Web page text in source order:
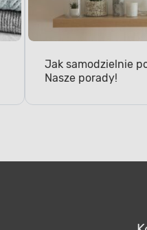
Jak samodzielnie
Nasze porady!